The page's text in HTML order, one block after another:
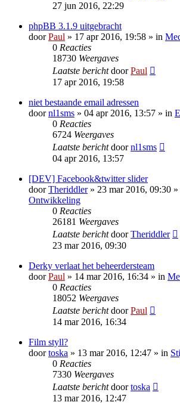
27 jun 2016, 22:29
phpBB 3.1.9 uitgebracht
doorPaul » 17 apr 2016, 19:58 » in
0 Reacties
18730 Weergaves
Laatste berichtdoorPaul
17 apr 2016, 19:58
niet bestaande email adressen
doornl1sms » 04 apr 2016, 13:57 » in
0 Reacties
6724 Weergaves
Laatste berichtdoornl1sms
04 apr 2016, 13:57
[DEV] Facebook&twitter slider
doorTheriddler» 23 mar 2016, 09:30
Ontwikkeling
0 Reacties
26181 Weergaves
Laatste berichtdoorTheriddler
23 mar 2016, 09:30
Derky verlaat het beheerdersteam
doorPaul » 14 mar 2016, 16:34 » in
0 Reacties
18052 Weergaves
Laatste berichtdoorPaul
14 mar 2016, 16:34
Film styll?
doortoska » 13 mar 2016, 12:47 » in
0 Reacties
7330 Weergaves
Laatste berichtdoortoska
13 mar 2016, 12:47